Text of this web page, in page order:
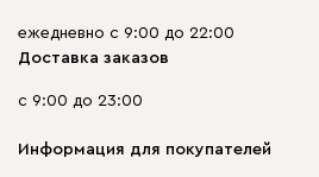
ежедневно с 9:00 до 22:00
Доставка заказов
с 9:00 до 23:00
Информация для покупателей